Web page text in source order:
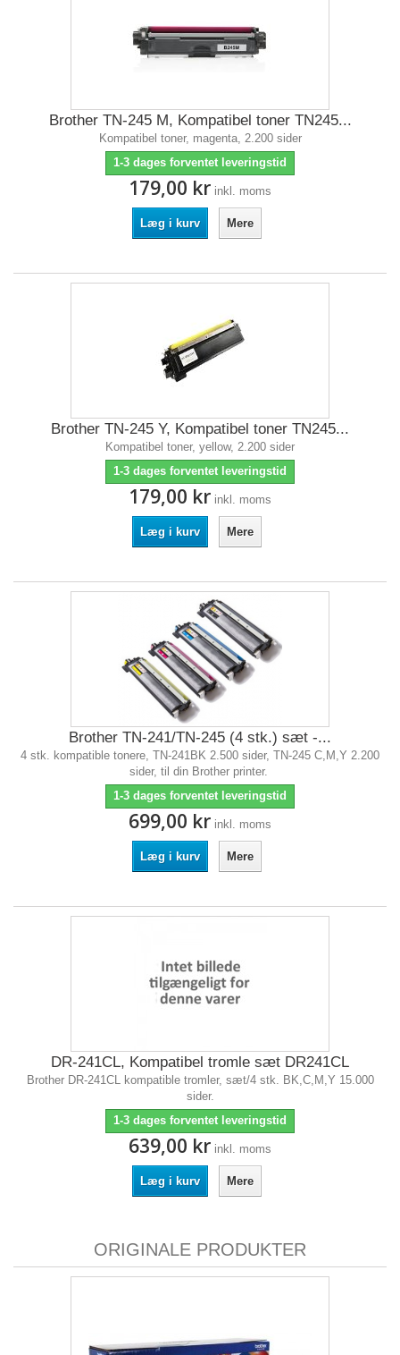
Brother TN-245 M, Kompatibel toner TN245...
Kompatibel toner, magenta, 2.200 sider
1-3 dages forventet leveringstid
179,00 kr inkl. moms
Læg i kurv Mere
Brother TN-245 Y, Kompatibel toner TN245...
Kompatibel toner, yellow, 2.200 sider
1-3 dages forventet leveringstid
179,00 kr inkl. moms
Læg i kurv Mere
Brother TN-241/TN-245 (4 stk.) sæt -...
4 stk. kompatible tonere, TN-241BK 2.500 sider, TN-245 C,M,Y 2.200
sider, til din Brother printer.
1-3 dages forventet leveringstid
699,00 kr inkl. moms
Læg i kurv Mere
DR-241CL, Kompatibel tromle sæt DR241CL
Brother DR-241CL kompatible tromler, sæt/4 stk. BK,C,M,Y 15.000
sider.
1-3 dages forventet leveringstid
639,00 kr inkl. moms
Læg i kurv Mere
ORIGINALE PRODUKTER